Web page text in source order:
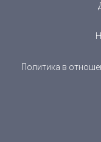
Политика в